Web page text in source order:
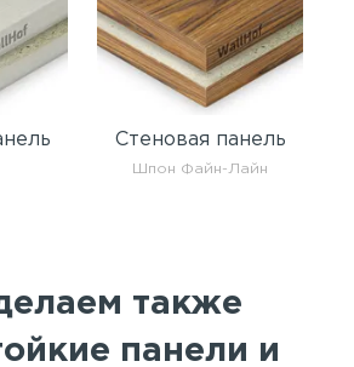
Стеновая панель
Шпон Файн-Лайн
также
панели и